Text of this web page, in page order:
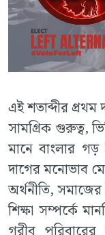
এই শতাব্দীর
সামগ্রিক গুরুত্ব,
মানে বাংলার
দাগের মনোভাব
অর্থনীতি, সমাজের
শিক্ষা সম্পর্কে